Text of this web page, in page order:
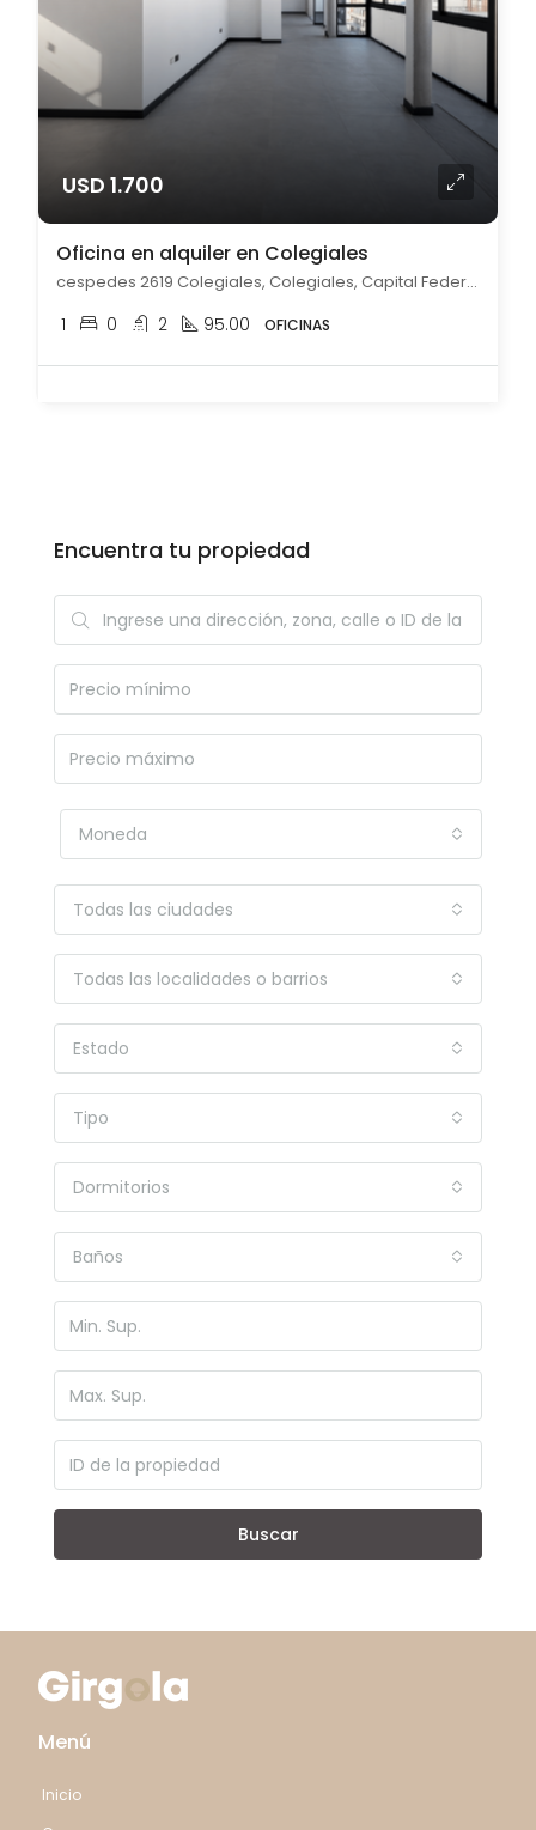
USD 1.700
Oficina en alquiler en Colegiales
cespedes 2619 Colegiales, Colegiales, Capital Federal
1 0 2 95.00 OFICINAS
Encuentra tu propiedad
Moneda
Todas las ciudades
Todas las localidades o barrios
Estado
Tipo
Dormitorios
Baños
Buscar
Menú
Inicio